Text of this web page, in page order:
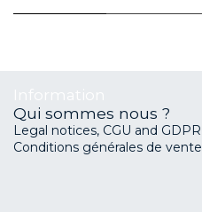
Qui sommes nous ?
Legal notices, CGU and GDPR
Conditions générales de vente